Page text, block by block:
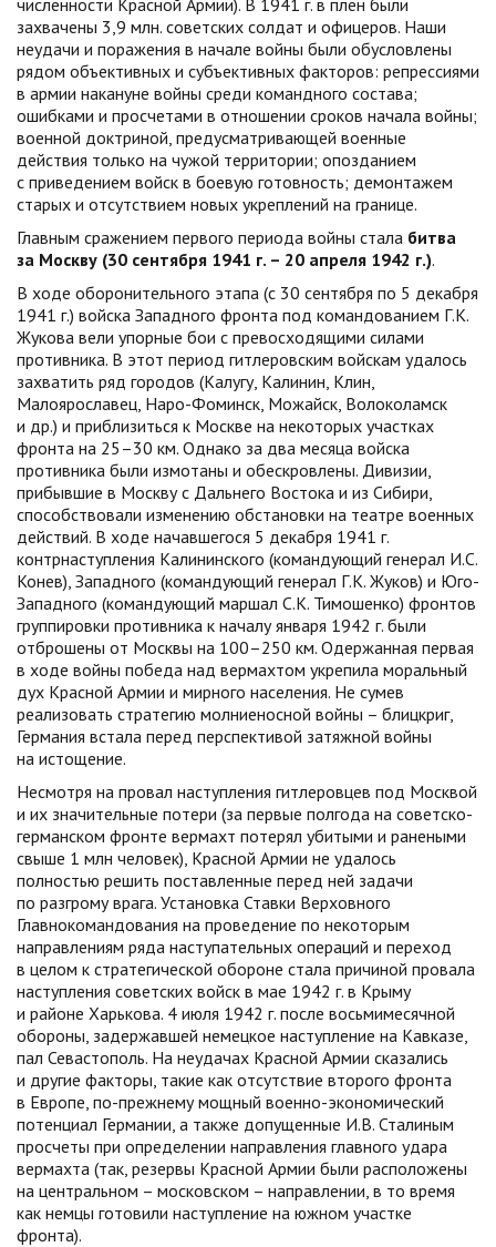
численности Красной Армии). В 1941 г. в плен были
захвачены 3,9 млн. советских солдат и офицеров. Наши
неудачи и поражения в начале войны были обусловлены
рядом объективных и субъективных факторов: репрессиями
в армии накануне войны среди командного состава;
ошибками и просчетами в отношении сроков начала войны;
военной доктриной, предусматривающей военные
действия только на чужой территории; опозданием
с приведением войск в боевую готовность; демонтажем
старых и отсутствием новых укреплений на границе.
Главным сражением первого периода войны стала битва
за Москву (30 сентября 1941 г. – 20 апреля 1942 г.).
В ходе оборонительного этапа (с 30 сентября по 5 декабря
1941 г.) войска Западного фронта под командованием Г.К.
Жукова вели упорные бои с превосходящими силами
противника. В этот период гитлеровским войскам удалось
захватить ряд городов (Калугу, Калинин, Клин,
Малоярославец, Наро-Фоминск, Можайск, Волоколамск
и др.) и приблизиться к Москве на некоторых участках
фронта на 25–30 км. Однако за два месяца войска
противника были измотаны и обескровлены. Дивизии,
прибывшие в Москву с Дальнего Востока и из Сибири,
способствовали изменению обстановки на театре военных
действий. В ходе начавшегося 5 декабря 1941 г.
контрнаступления Калининского (командующий генерал И.С.
Конев), Западного (командующий генерал Г.К. Жуков) и Юго-
Западного (командующий маршал С.К. Тимошенко) фронтов
группировки противника к началу января 1942 г. были
отброшены от Москвы на 100–250 км. Одержанная первая
в ходе войны победа над вермахтом укрепила моральный
дух Красной Армии и мирного населения. Не сумев
реализовать стратегию молниеносной войны – блицкриг,
Германия встала перед перспективой затяжной войны
на истощение.
Несмотря на провал наступления гитлеровцев под Москвой
и их значительные потери (за первые полгода на советско-
германском фронте вермахт потерял убитыми и ранеными
свыше 1 млн человек), Красной Армии не удалось
полностью решить поставленные перед ней задачи
по разгрому врага. Установка Ставки Верховного
Главнокомандования на проведение по некоторым
направлениям ряда наступательных операций и переход
в целом к стратегической обороне стала причиной провала
наступления советских войск в мае 1942 г. в Крыму
и районе Харькова. 4 июля 1942 г. после восьмимесячной
обороны, задержавшей немецкое наступление на Кавказе,
пал Севастополь. На неудачах Красной Армии сказались
и другие факторы, такие как отсутствие второго фронта
в Европе, по-прежнему мощный военно-экономический
потенциал Германии, а также допущенные И.В. Сталиным
просчеты при определении направления главного удара
вермахта (так, резервы Красной Армии были расположены
на центральном – московском – направлении, в то время
как немцы готовили наступление на южном участке
фронта).